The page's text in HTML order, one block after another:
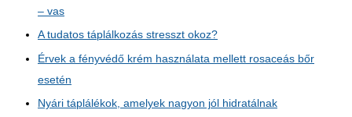
– vas
A tudatos táplálkozás stresszt okoz?
Érvek a fényvédő krém használata mellett rosaceás bőr
esetén
Nyári táplálékok, amelyek nagyon jól hidratálnak